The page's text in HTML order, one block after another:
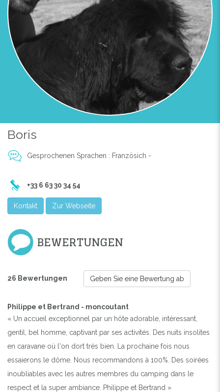
Boris
Gesprochenen Sprachen : Französich -
+33 6 63 30 34 54
Kontakt Zur Webseite
BEWERTUNGEN
26 Bewertungen Geben Sie eine Bewertung ab
Philippe et Bertrand - moncoutant
« Un accueil exceptionnel par un hôte adorable, intéressant,
gentil, bel homme, captivant par ses activités. Des nuits insolites
en caravane où l'on dort très bien. La prochaine fois nous
essaierons le dôme. Nous recommandons à 100%. Des soirées
inoubliables avec les autres membres du camping dans le
respect et la super ambiance. Philippe et Bertrand »